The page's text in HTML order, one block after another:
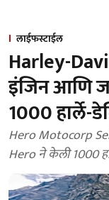
लाईफस्टाईल
Harley-
इंजिन आणि
1000 हार्ले-
Hero Motocorp
Hero ने केली 1000